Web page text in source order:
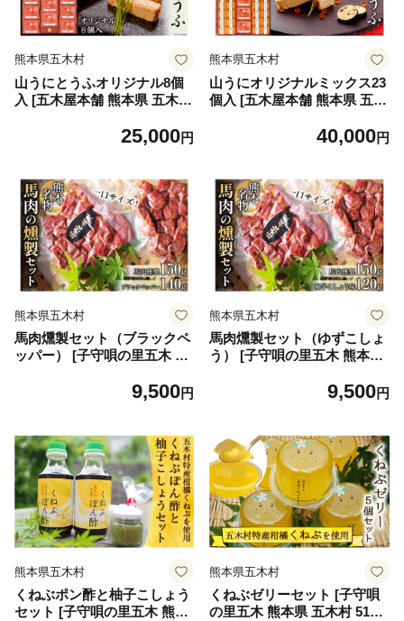
熊本県五木村
山うにとうふオリジナル8個
入 [五木屋本舗 熊本県 五木村
大豆・天然水使用 熊本県 特
オリジナル セット
25,000円
熊本県五木村
山うにオリジナルミックス23
個入 [五木屋本舗 熊本県 五木
州産大豆・天然水使用 熊本県
にとうふ 山うにキューブ オ
リジナル セット 冷蔵
40,000円
熊本県五木村
馬肉燻製セット（ブラックペ
ッパー） [子守唄の里五木 熊
燻製 馬肉 燻製 スモーク 特産
9,500円
熊本県五木村
馬肉燻製セット（ゆずこしょ
う） [子守唄の里五木 熊本県
馬肉 燻製 スモーク 柚子胡椒
9,500円
熊本県五木村
くねぶポン酢と柚子こしょう
セット [子守唄の里五木 熊本
熊本県五木村
くねぶゼリーセット [子守唄
の里五木 熊本県 五木村 5112